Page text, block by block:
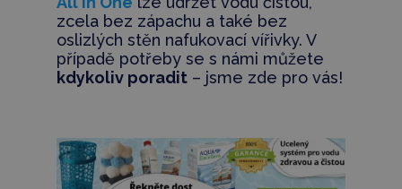
zcela bez zápachu a také bez
oslizlých stěn nafukovací vířivky. V
případě potřeby se s námi můžete
kdykoliv poradit– jsme zde pro vás!